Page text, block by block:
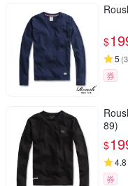
$
5 (3
券
89)
$
4.8
券